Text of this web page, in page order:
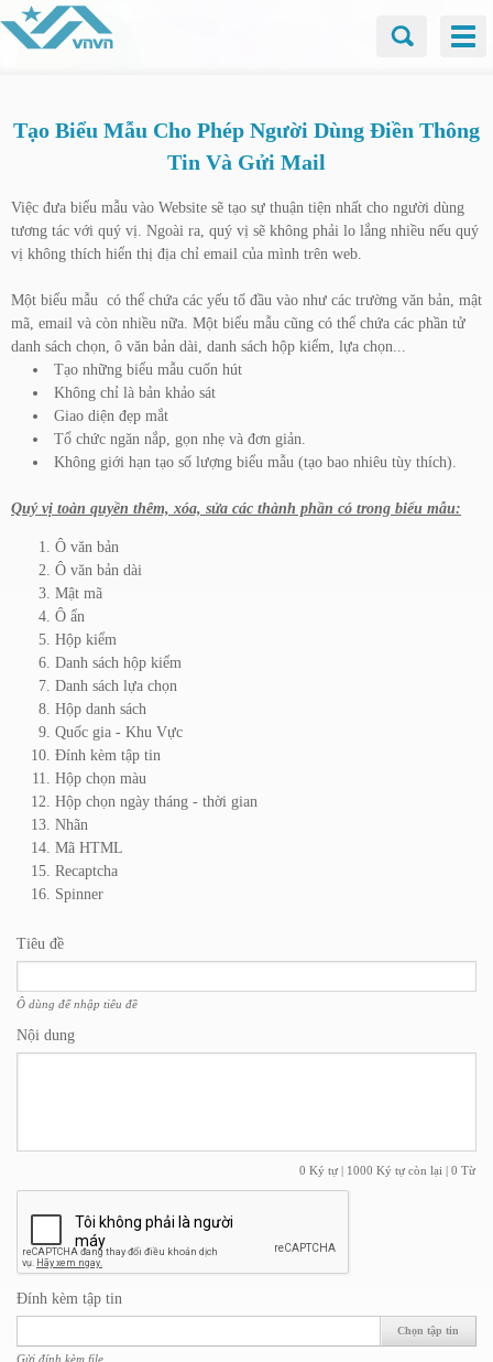
Tạo Biểu Mẫu Cho Phép Người Dùng Điền Thông
Tin Và Gửi Mail
Việc đưa biểu mẫu vào Website sẽ tạo sự thuận tiện nhất cho người dùng
tương tác với quý vị. Ngoài ra, quý vị sẽ không phải lo lắng nhiều nếu quý
vị không thích hiển thị địa chỉ email của mình trên web.
Một biểu mẫu có thể chứa các yếu tố đầu vào như các trường văn bản, mật
mã, email và còn nhiều nữa. Một biểu mẫu cũng có thể chứa các phần tử
danh sách chọn, ô văn bản dài, danh sách hộp kiểm, lựa chọn...
Tạo những biểu mẫu cuốn hút
Không chỉ là bản khảo sát
Giao diện đẹp mắt
Tổ chức ngăn nắp, gọn nhẹ và đơn giản.
Không giới hạn tạo số lượng biểu mẫu (tạo bao nhiêu tùy thích).
Quý vị toàn quyền thêm, xóa, sửa các thành phần có trong biểu mẫu:
Ô văn bản
Ô văn bản dài
Mật mã
Ô ẩn
Hộp kiểm
Danh sách hộp kiểm
Danh sách lựa chọn
Hộp danh sách
Quốc gia - Khu Vực
Đính kèm tập tin
Hộp chọn màu
Hộp chọn ngày tháng - thời gian
Nhãn
Mã HTML
Recaptcha
Spinner
Tiêu đề
Ô dùng để nhập tiêu đề
Nội dung
0 Ký tự | 1000 Ký tự còn lại | 0 Từ
Đính kèm tập tin
Chọn tập tin
Gửi đính kèm file